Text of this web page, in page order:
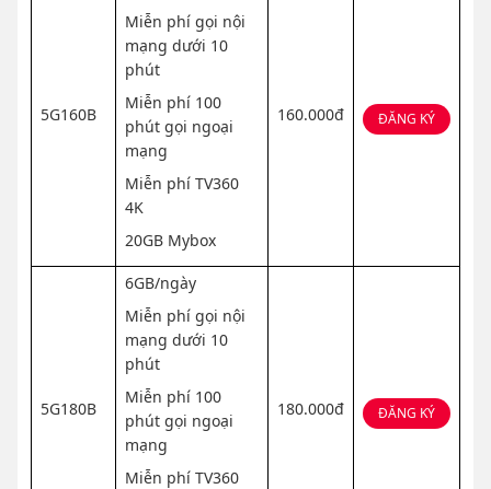
5G160B
Miễn phí gọi nội
mạng dưới 10
phút
Miễn phí 100
phút gọi ngoại
mạng
Miễn phí TV360
4K
20GB Mybox
160.000đ ĐĂNG KÝ
5G180B
6GB/ngày
Miễn phí gọi nội
mạng dưới 10
phút
Miễn phí 100
phút gọi ngoại
mạng
Miễn phí TV360
180.000đ ĐĂNG KÝ